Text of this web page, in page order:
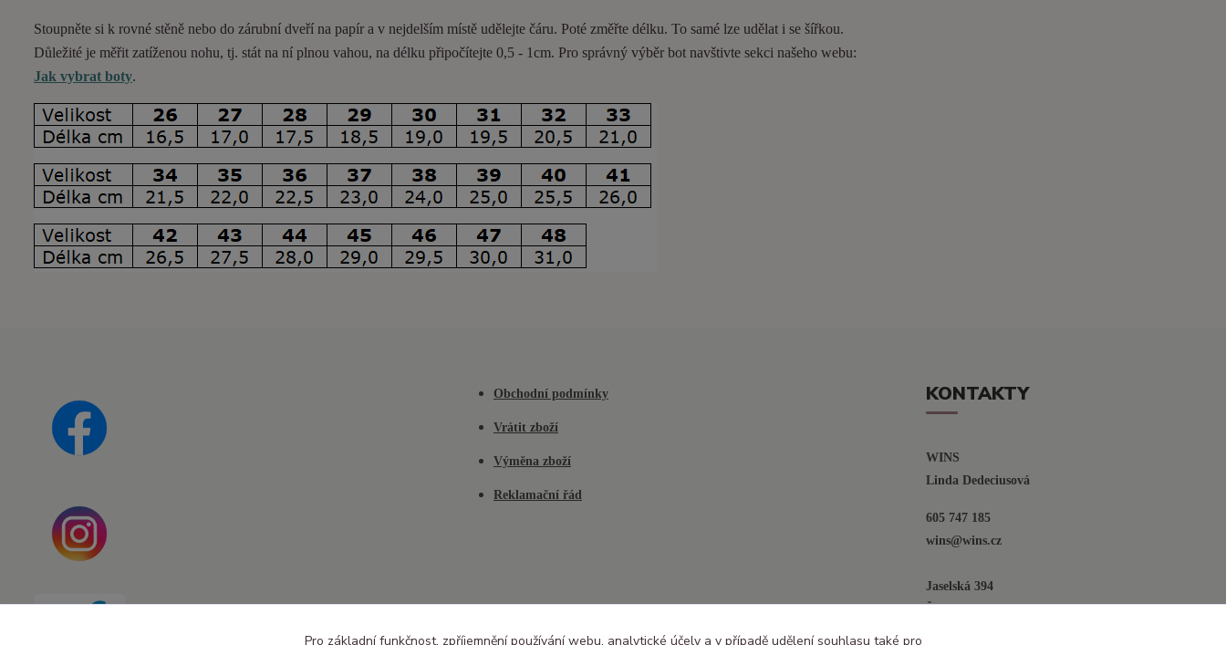
Stoupněte si k rovné stěně nebo do zárubní dveří na papír a v nejdelším místě udělejte čáru. Poté změřte délku. To samé lze udělat i se šířkou.
Důležité je měřit zatíženou nohu, tj. stát na ní plnou vahou, na délku připočítejte 0,5 - 1cm. Pro správný výběr bot navštivte sekci našeho webu:
Jak vybrat boty.
Obchodní podmínky
Vrátit zboží
Výměna zboží
Reklamační řád
KONTAKTY
WINS
Linda Dedeciusová
605 747 185
wins@wins.cz
Jaselská 394
Šenov u N. Jičína
Pro základní funkčnost, zpříjemnění používání webu, analytické účely a v případě udělení souhlasu také pro